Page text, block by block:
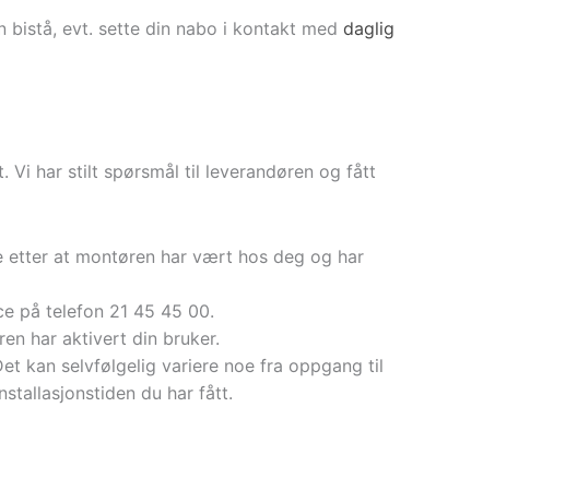
bistå, evt. sette din nabo i kontakt med daglig
Vi har stilt spørsmål til leverandøren og fått
etter at montøren har vært hos deg og har
på telefon 21 45 45 00.
har aktivert din bruker.
kan selvfølgelig variere noe fra oppgang til
du har fått.